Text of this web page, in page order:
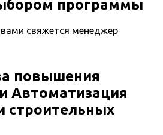
программы
свяжется менеджер
повышения
Автоматизация
строительных